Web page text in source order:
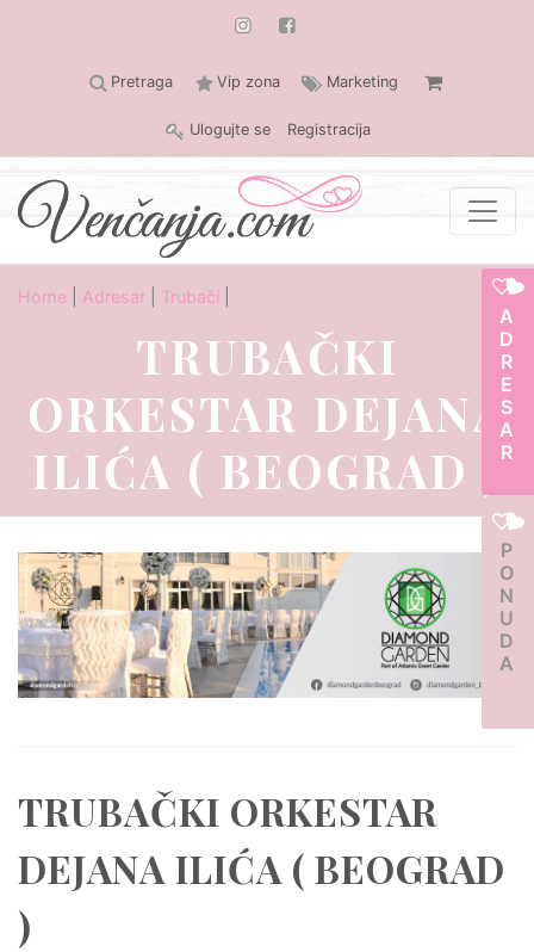
Pretraga Vip zona Marketing
Ulogujte se Registracija
ADRESAR
PONUDA
Home Adresar Trubači
TRUBAČKI
ORKESTAR DEJANA
ILIĆA ( BEOGRAD )
TRUBAČKI ORKESTAR
DEJANA ILIĆA ( BEOGRAD
)